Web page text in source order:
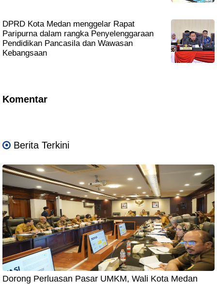
DPRD Kota Medan menggelar Rapat
Paripurna dalam rangka Penyelenggaraan
Pendidikan Pancasila dan Wawasan
Kebangsaan
Komentar
Berita Terkini
Dorong Perluasan Pasar UMKM, Wali Kota Medan